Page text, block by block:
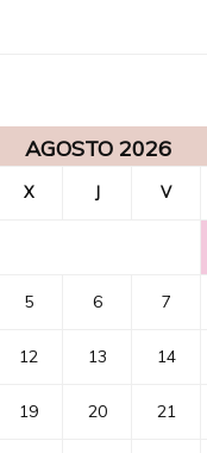
AGOSTO 2026
X J V
5 6 7
12 13 14
19 20 21